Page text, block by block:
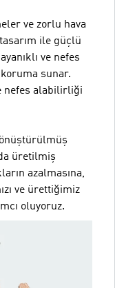
ve zorlu hava
ile güçlü
ve nefes
sunar.
nefes alabilirliği
üretilmiş
azalmasına,
ve ürettiğimiz
oluyoruz.